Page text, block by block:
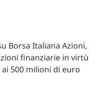
Borsa Italiana Azioni,
finanziarie in virtù
500 milioni di euro